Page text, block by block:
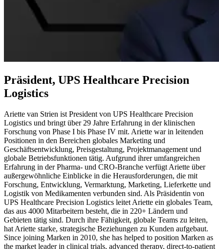
Präsident, UPS Healthcare Precision
Logistics
Ariette van Strien ist President von UPS Healthcare Precision
Logistics und bringt über 29 Jahre Erfahrung in der klinischen
Forschung von Phase I bis Phase IV mit. Ariette war in leitenden
Positionen in den Bereichen globales Marketing und
Geschäftsentwicklung, Preisgestaltung, Projektmanagement und
globale Betriebsfunktionen tätig. Aufgrund ihrer umfangreichen
Erfahrung in der Pharma- und CRO-Branche verfügt Ariette über
außergewöhnliche Einblicke in die Herausforderungen, die mit
Forschung, Entwicklung, Vermarktung, Marketing, Lieferkette und
Logistik von Medikamenten verbunden sind. Als Präsidentin von
UPS Healthcare Precision Logistics leitet Ariette ein globales Team,
das aus 4000 Mitarbeitern besteht, die in 220+ Ländern und
Gebieten tätig sind. Durch ihre Fähigkeit, globale Teams zu leiten,
hat Ariette starke, strategische Beziehungen zu Kunden aufgebaut.
Since joining Marken in 2010, she has helped to position Marken as
the market leader in clinical trials, advanced therapy, direct-to-patient